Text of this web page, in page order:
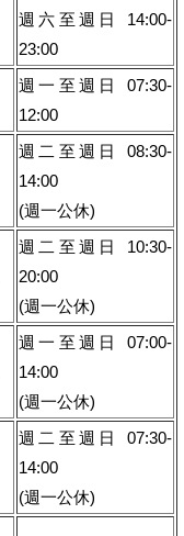
週六至週日 14:00-
23:00
週一至週日 07:30-
12:00
週二至週日 08:30-
14:00
(週一公休)
週二至週日 10:30-
20:00
(週一公休)
週一至週日 07:00-
14:00
(週一公休)
週二至週日 07:30-
14:00
(週一公休)